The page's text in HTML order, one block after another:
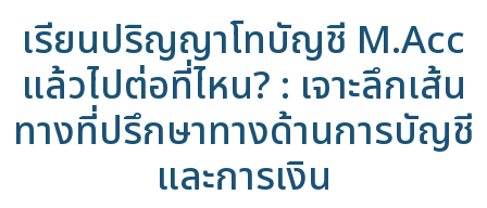
เรียนปริญญาโทบัญชี M.Acc
แล้วไปต่อที่ไหน? : เจาะลึกเส้น
ทางที่ปรึกษาทางด้านการบัญชี
และการเงิน